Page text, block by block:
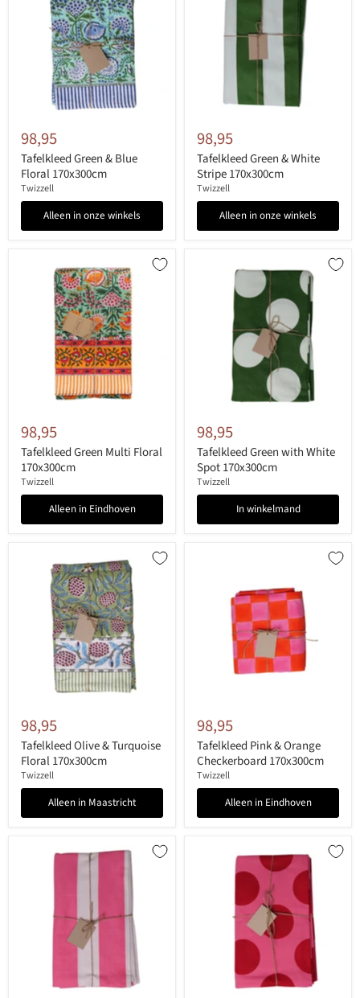
98,95
Tafelkleed Green & Blue
Floral 170x300cm
Twizzell
Alleen in onze winkels
98,95
Tafelkleed Green & White
Stripe 170x300cm
Twizzell
Alleen in onze winkels
98,95
Tafelkleed Green Multi Floral
170x300cm
Twizzell
Alleen in Eindhoven
98,95
Tafelkleed Green with White
Spot 170x300cm
Twizzell
In winkelmand
98,95
Tafelkleed Olive & Turquoise
Floral 170x300cm
Twizzell
Alleen in Maastricht
98,95
Tafelkleed Pink & Orange
Checkerboard 170x300cm
Twizzell
Alleen in Eindhoven